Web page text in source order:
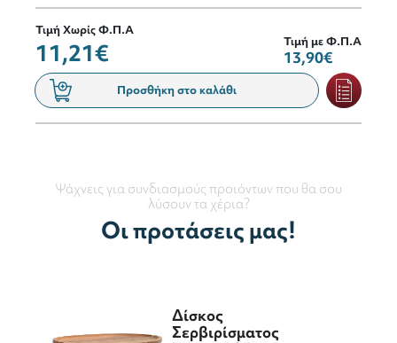
Τιμή Χωρίς Φ.Π.Α
11,21€ Τιμή με Φ.Π.Α
13,90€
Προσθήκη στο καλάθι
Ψάχνεις για συνδιασμούς προιόντων που θα σου
λύσουν τα χέρια?
Οι προτάσεις μας!
Δίσκος
Σερβιρίσματος